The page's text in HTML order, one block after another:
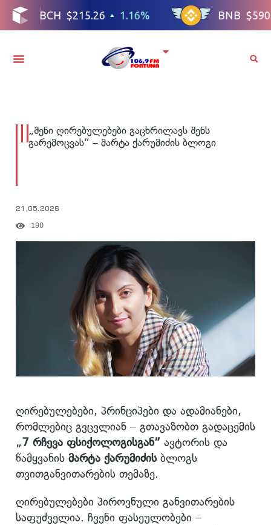
„შენი ღირებულებები გაცხრილავს შენს
გარემოცვას“ – მარტა ქარუმიძის ბლოგი
21.05.2026
190
ღირებულებები, პრინციპები და ადამიანები,
რომლებიც გვცვლიან – გთავაზობთ გადაცემის
„7 რჩევა ფსიქოლოგისგან” ავტორის და
წამყვანის მარტა ქარუმიძისბლოგს
თვითგანვითარების თემაზე.
ღირებულებები პიროვნული განვითარების
საფუძველია. ჩვენი ფასეულობები –